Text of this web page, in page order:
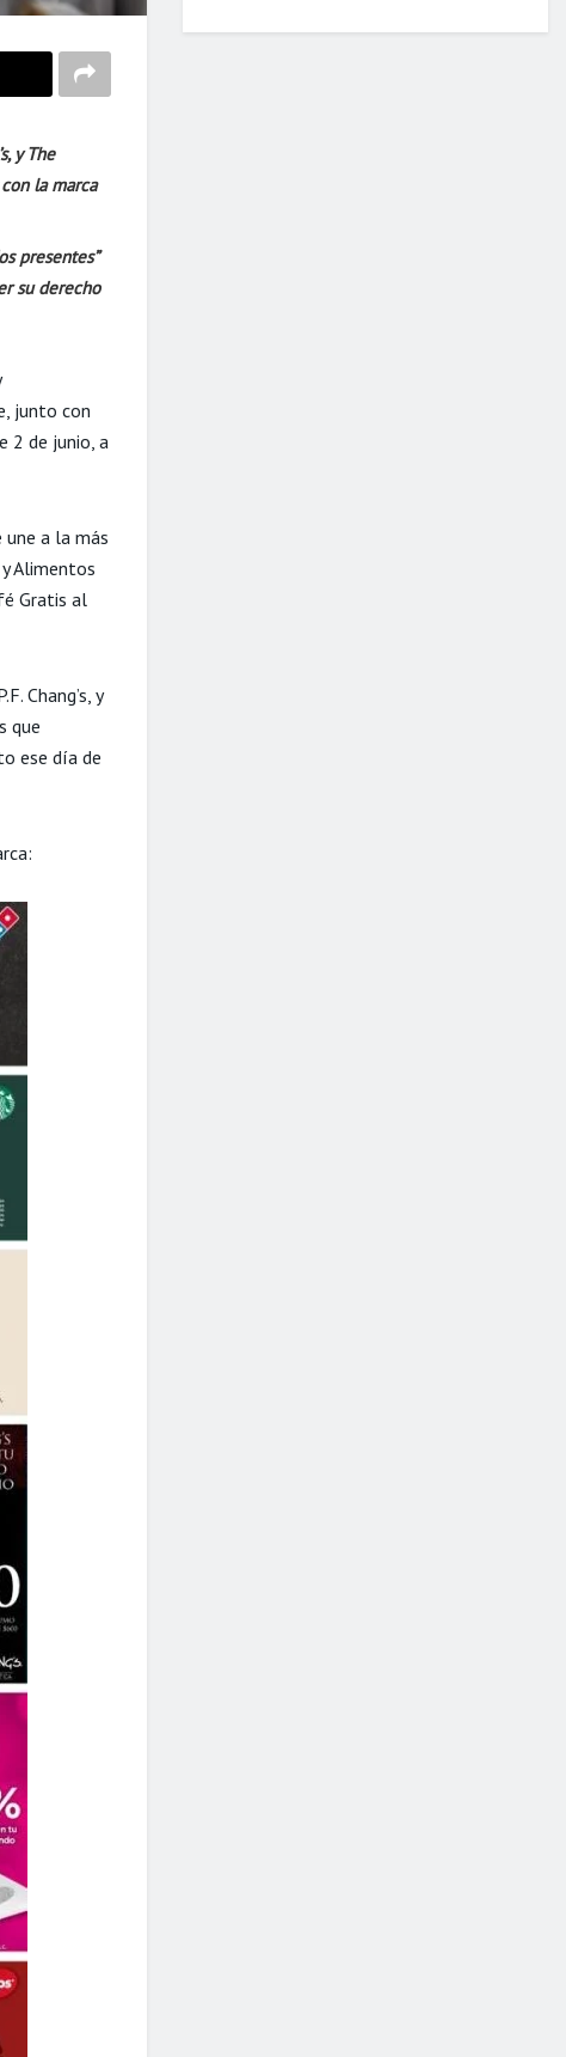
y The
la marca
presentes”
su derecho
junto con
2 de junio, a
une a la más
Alimentos
Gratis al
Chang’s, y
que
ese día de